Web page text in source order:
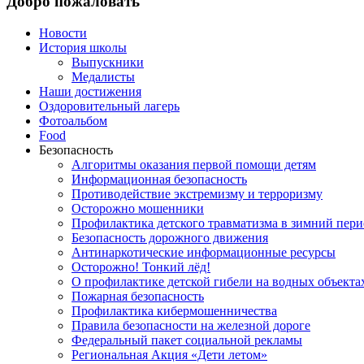
Новости
История школы
Выпускники
Медалисты
Наши достижения
Оздоровительный лагерь
Фотоальбом
Food
Безопасность
Алгоритмы оказания первой помощи детям
Информационная безопасность
Противодействие экстремизму и терроризму
Осторожно мошенники
Профилактика детского травматизма в зимний
Безопасность дорожного движения
Антинаркотические информационные ресурсы
Осторожно! Тонкий лёд!
О профилактике детской гибели на водных
Пожарная безопасность
Профилактика кибермошенничества
Правила безопасности на железной дороге
Федеральный пакет социальной рекламы
Региональная Акция «Дети летом»